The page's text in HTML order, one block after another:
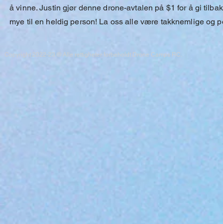
å vinne. Justin gjør denne drone-avtalen på $1 for å gi
mye til en heldig person! La oss alle være takknemlige og
Copyright 2022-23 ® Alle rettigheter forbeholdt Drone Camps RC.